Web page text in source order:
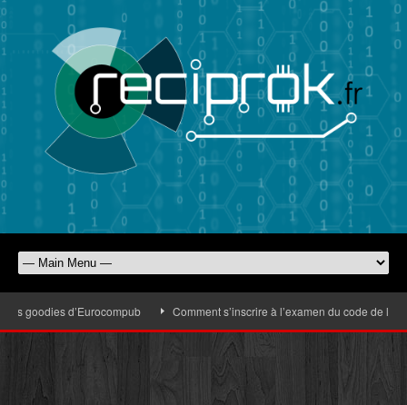
goodies d’Eurocompub Comment s’inscrire à l’examen du code de la